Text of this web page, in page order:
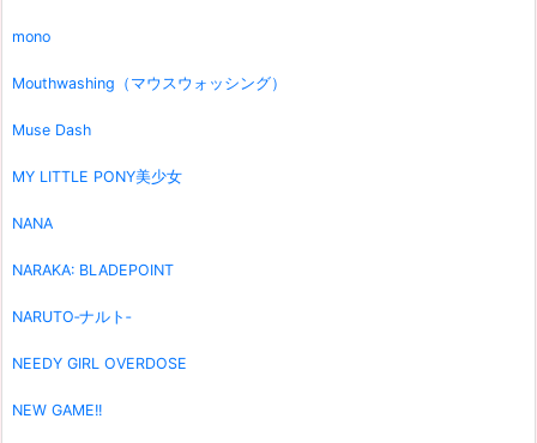
mono
Mouthwashing（マウスウォッシング）
Muse Dash
MY LITTLE PONY美少女
NANA
NARAKA: BLADEPOINT
NARUTO‐ナルト‐
NEEDY GIRL OVERDOSE
NEW GAME!!